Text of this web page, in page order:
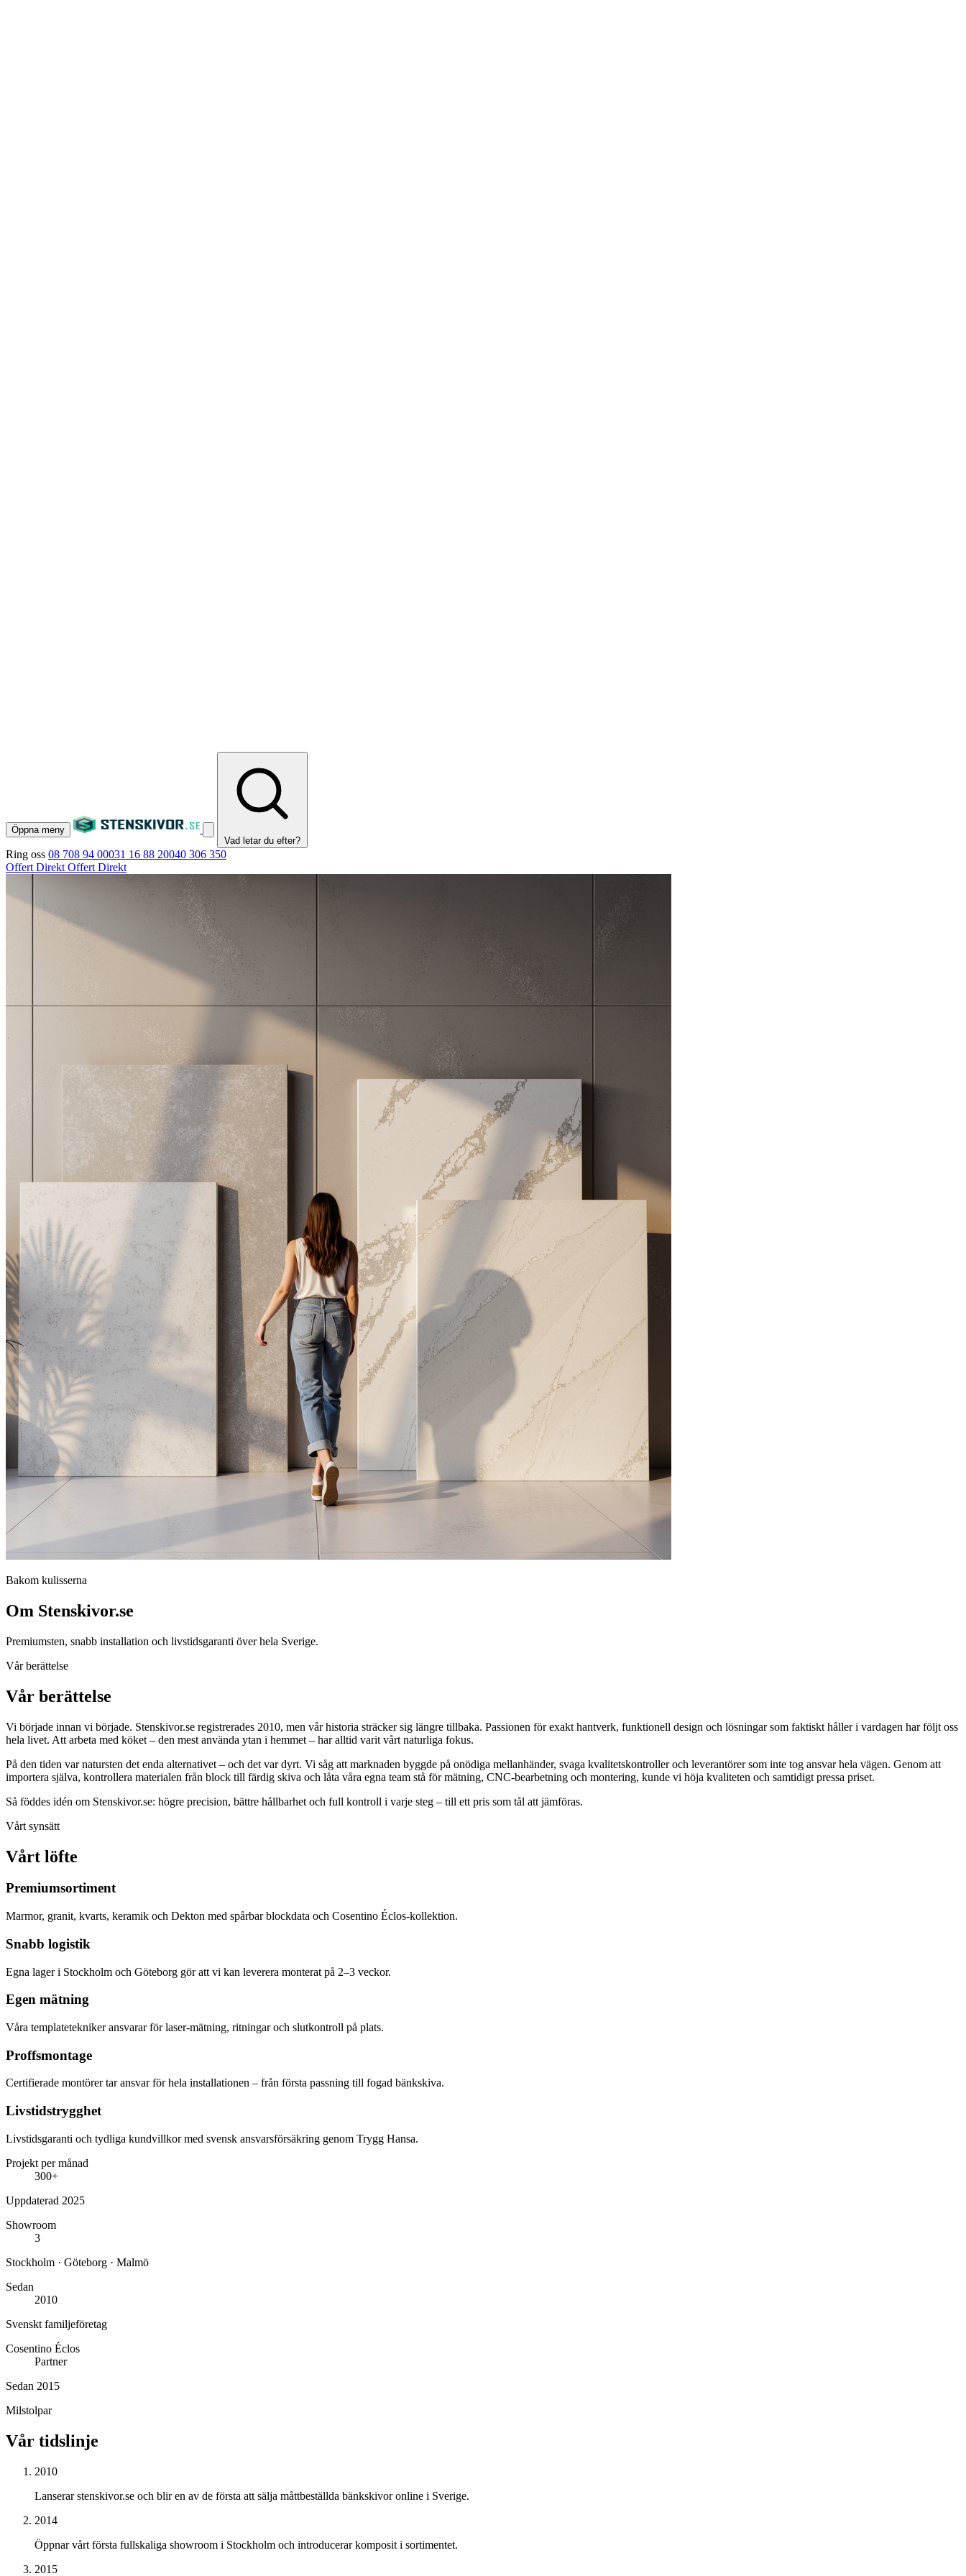
Öppna meny
Vad letar du efter?
Ring oss 08 708 94 00031 16 88 20040 306 350
Offert Direkt Offert Direkt
Bakom kulisserna
Om Stenskivor.se
Premiumsten, snabb installation och livstidsgaranti över hela Sverige.
Vår berättelse
Vår berättelse
Vi började innan vi började. Stenskivor.se registrerades 2010, men vår historia sträcker sig längre tillbaka. Passionen för exakt hantverk, funktionell design och lösningar som faktiskt håller i vardagen har följt oss
hela livet. Att arbeta med köket – den mest använda ytan i hemmet – har alltid varit vårt naturliga fokus.
På den tiden var natursten det enda alternativet – och det var dyrt. Vi såg att marknaden byggde på onödiga mellanhänder, svaga kvalitetskontroller och leverantörer som inte tog ansvar hela vägen. Genom att
importera själva, kontrollera materialen från block till färdig skiva och låta våra egna team stå för mätning, CNC-bearbetning och montering, kunde vi höja kvaliteten och samtidigt pressa priset.
Så föddes idén om Stenskivor.se: högre precision, bättre hållbarhet och full kontroll i varje steg – till ett pris som tål att jämföras.
Vårt synsätt
Vårt löfte
Premiumsortiment
Marmor, granit, kvarts, keramik och Dekton med spårbar blockdata och Cosentino Éclos-kollektion.
Snabb logistik
Egna lager i Stockholm och Göteborg gör att vi kan leverera monterat på 2–3 veckor.
Egen mätning
Våra templatetekniker ansvarar för laser-mätning, ritningar och slutkontroll på plats.
Proffsmontage
Certifierade montörer tar ansvar för hela installationen – från första passning till fogad bänkskiva.
Livstidstrygghet
Livstidsgaranti och tydliga kundvillkor med svensk ansvarsförsäkring genom Trygg Hansa.
Projekt per månad
300+
Uppdaterad 2025
Showroom
3
Stockholm · Göteborg · Malmö
Sedan
2010
Svenskt familjeföretag
Cosentino Éclos
Partner
Sedan 2015
Milstolpar
Vår tidslinje
2010
Lanserar stenskivor.se och blir en av de första att sälja måttbeställda bänkskivor online i Sverige.
2014
Öppnar vårt första fullskaliga showroom i Stockholm och introducerar komposit i sortimentet.
2015